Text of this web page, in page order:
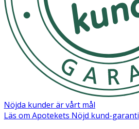
Nöjda kunder är vårt mål
Läs om Apotekets Nöjd kund-garanti